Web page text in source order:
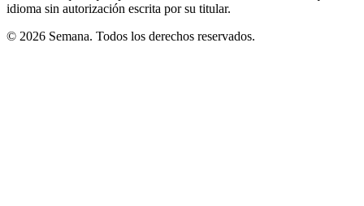
idioma sin autorización escrita por su titular.
© 2026 Semana. Todos los derechos reservados.